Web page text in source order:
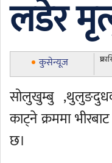
लडेर
कुसेन्यूज
सोलुखुम्बु
काट्ने क्रममा
छ।